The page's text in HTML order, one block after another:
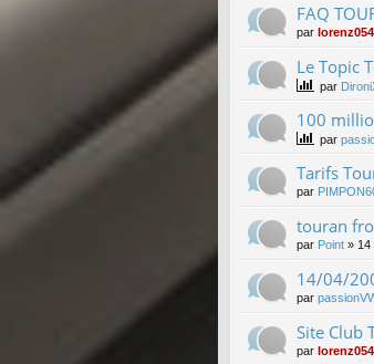
FAQ
par lorenz054
Le Topic
par
100
par
Tarifs
par
touran
par Point » 14
14/04/
par
Site Club
par lorenz054